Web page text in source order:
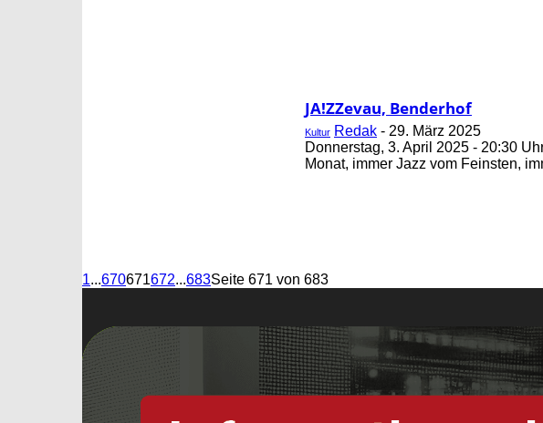
JA!ZZevau, Benderhof
Kultur Redak - 29. März 2025
Donnerstag, 3. April 2025 - 20:30
Monat, immer Jazz vom Feinsten,
1...670671672...683Seite 671 von 683